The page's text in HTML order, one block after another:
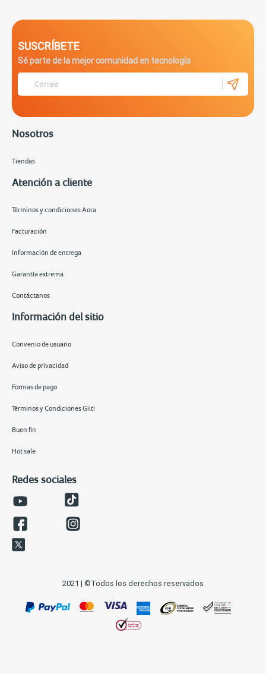
SUSCRÍBETE
Sé parte de la mejor comunidad en tecnología
Nosotros
Tiendas
Atención a cliente
Términos y condiciones Aora
Facturación
Información de entrega
Garantía extrema
Contáctanos
Información del sitio
Convenio de usuario
Aviso de privacidad
Formas de pago
Términos y Condiciones Giit!
Buen fin
Hot sale
Redes sociales
2021 | ©Todos los derechos reservados